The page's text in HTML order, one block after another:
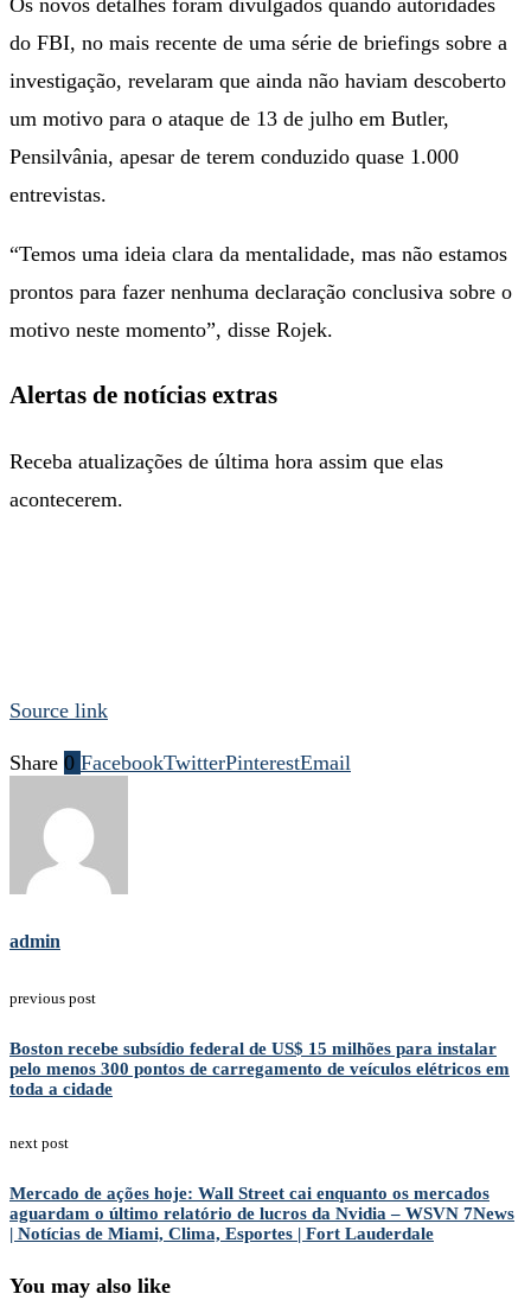
do FBI, no mais recente de uma série de briefings sobre a
investigação, revelaram que ainda não haviam descoberto
um motivo para o ataque de 13 de julho em Butler,
Pensilvânia, apesar de terem conduzido quase 1.000
entrevistas.
“Temos uma ideia clara da mentalidade, mas não estamos
prontos para fazer nenhuma declaração conclusiva sobre o
motivo neste momento”, disse Rojek.
Alertas de notícias extras
Receba atualizações de última hora assim que elas
acontecerem.
Source link
Share 0 FacebookTwitterPinterestEmail
admin
previous post
Boston recebe subsídio federal de US$ 15 milhões para instalar
pelo menos 300 pontos de carregamento de veículos elétricos em
toda a cidade
next post
Mercado de ações hoje: Wall Street cai enquanto os mercados
aguardam o último relatório de lucros da Nvidia – WSVN 7News
| Notícias de Miami, Clima, Esportes | Fort Lauderdale
You may also like